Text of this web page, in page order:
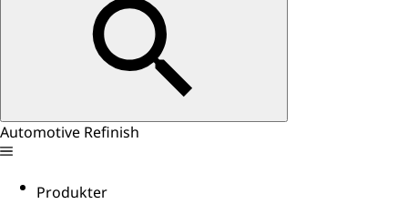
Automotive Refinish
Produkter